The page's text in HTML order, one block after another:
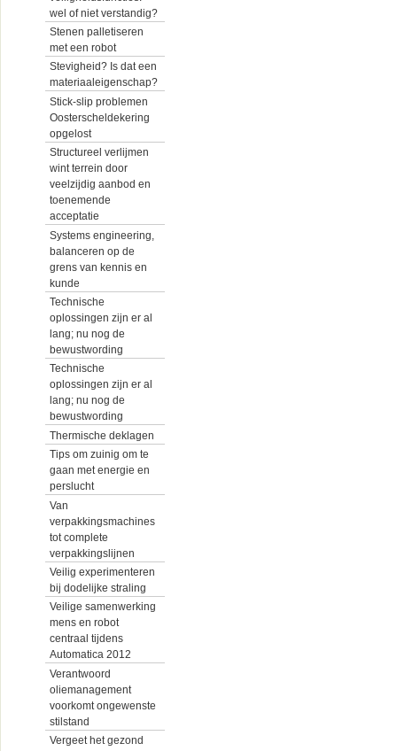
wel of niet verstandig?
Stenen palletiseren
met een robot
Stevigheid? Is dat een
materiaaleigenschap?
Stick-slip problemen
Oosterscheldekering
opgelost
Structureel verlijmen
wint terrein door
veelzijdig aanbod en
toenemende
acceptatie
Systems engineering,
balanceren op de
grens van kennis en
kunde
Technische
oplossingen zijn er al
lang; nu nog de
bewustwording
Technische
oplossingen zijn er al
lang; nu nog de
bewustwording
Thermische deklagen
Tips om zuinig om te
gaan met energie en
perslucht
Van
verpakkingsmachines
tot complete
verpakkingslijnen
Veilig experimenteren
bij dodelijke straling
Veilige samenwerking
mens en robot
centraal tijdens
Automatica 2012
Verantwoord
oliemanagement
voorkomt ongewenste
stilstand
Vergeet het gezond